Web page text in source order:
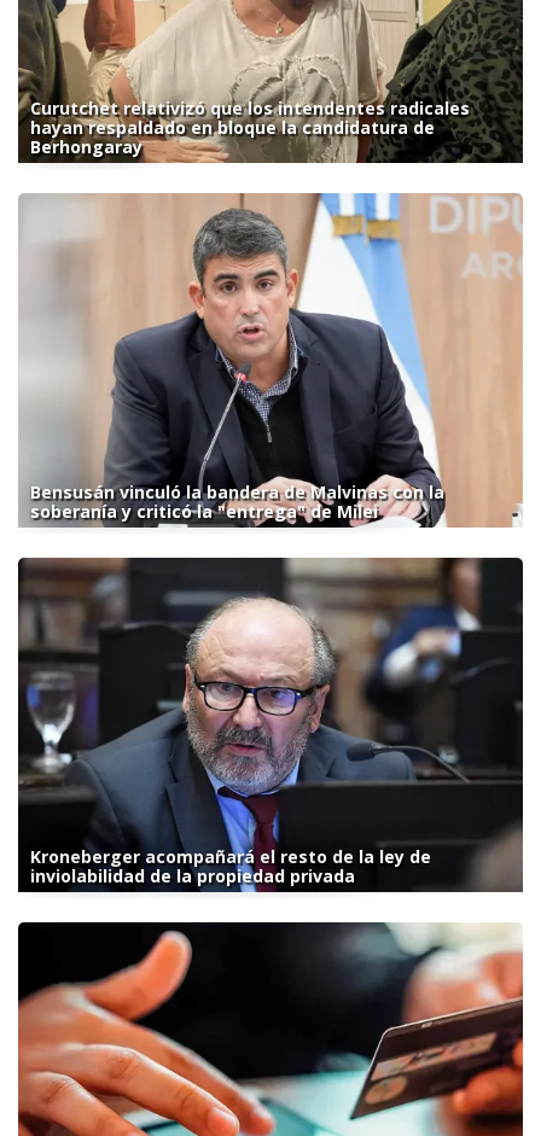
Curutchet relativizó que los intendentes radicales
hayan respaldado en bloque la candidatura de
Berhongaray
Bensusán vinculó la bandera de Malvinas con la
soberanía y criticó la "entrega" de Milei
Kroneberger acompañará el resto de la ley de
inviolabilidad de la propiedad privada